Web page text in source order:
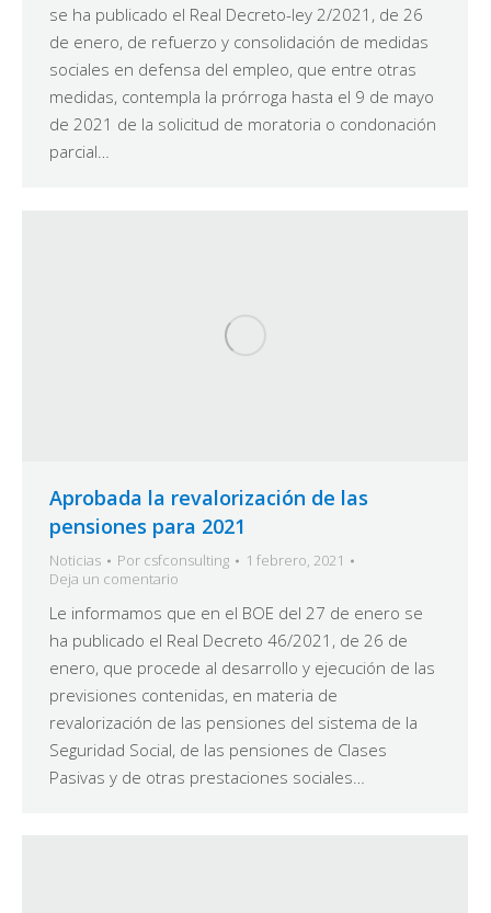
se ha publicado el Real Decreto-ley 2/2021, de 26
de enero, de refuerzo y consolidación de medidas
sociales en defensa del empleo, que entre otras
medidas, contempla la prórroga hasta el 9 de mayo
de 2021 de la solicitud de moratoria o condonación
parcial…
Aprobada la revalorización de las
pensiones para 2021
Noticias Por csfconsulting
1 febrero, 2021
Deja un comentario
Le informamos que en el BOE del 27 de enero se
ha publicado el Real Decreto 46/2021, de 26 de
enero, que procede al desarrollo y ejecución de las
previsiones contenidas, en materia de
revalorización de las pensiones del sistema de la
Seguridad Social, de las pensiones de Clases
Pasivas y de otras prestaciones sociales…